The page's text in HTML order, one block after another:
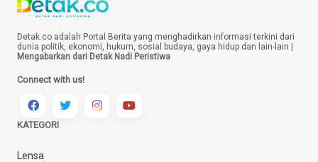
Detak.co adalah Portal Berita yang menghadirkan informasi terkini dari
dunia politik, ekonomi, hukum, sosial budaya, gaya hidup dan lain-lain |
Mengabarkan dari Detak Nadi Peristiwa
Connect with us!
KATEGORI
Lensa